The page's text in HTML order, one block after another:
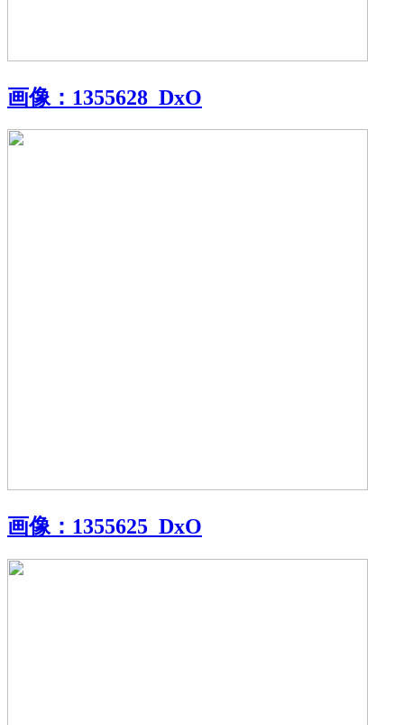
画像： 1355628_DxO
画像： 1355625_DxO